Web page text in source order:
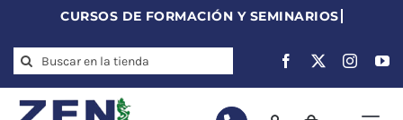
content
Search
for: